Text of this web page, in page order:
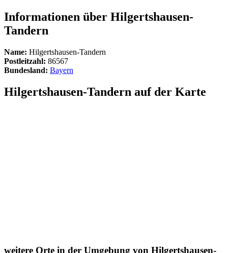
Informationen über Hilgertshausen-
Tandern
Name: Hilgertshausen-Tandern
Postleitzahl: 86567
Bundesland: Bayern
Hilgertshausen-Tandern auf der Karte
weitere Orte in der Umgebung von Hilgertshausen-